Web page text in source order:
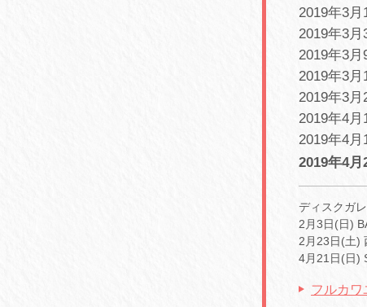
2019年3
2019年3
2019年3
2019年3
2019年3
2019年4
2019年4
2019年4
ディスクガ
2月3日(日)
2月23日(土)
4月21日(日)
フルカワ